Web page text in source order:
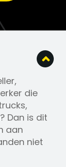
die
Dan is dit
aan
niet